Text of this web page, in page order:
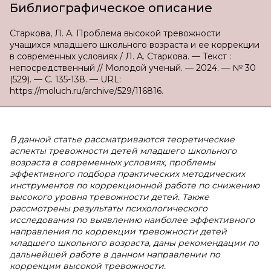
Библиографическое описание
Старкова, Л. А. Проблема высокой тревожности
учащихся младшего школьного возраста и ее коррекции
в современных условиях / Л. А. Старкова. — Текст :
непосредственный // Молодой ученый. — 2024. — № 30
(529). — С. 135-138. — URL:
https://moluch.ru/archive/529/116816.
В данной статье рассматриваются теоретические
аспекты тревожности детей младшего школьного
возраста в современных условиях, проблемы
эффективного подбора практических методических
инструментов по коррекционной работе по снижению
высокого уровня тревожности детей. Также
рассмотрены результаты психологического
исследования по выявлению наиболее эффективного
направления по коррекции тревожности детей
младшего школьного возраста, даны рекомендации по
дальнейшей работе в данном направлении по
коррекции высокой тревожности.